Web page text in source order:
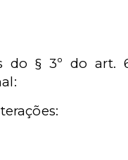
do § 3º do art.